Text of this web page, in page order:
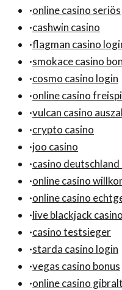
·online casino seriös
·cashwin casino
·flagman casino
·smokace casino
·cosmo casino login
·online casino
·vulcan casino
·crypto casino
·joo casino
·casino deutschland
·online casino
·online casino
·live blackjack casino
·casino testsieger
·starda casino login
·vegas casino bonus
·online casino